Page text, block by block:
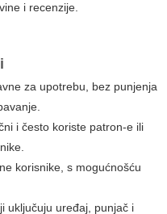
i recenzije.
za upotrebu, bez punjenja
i često koriste patron-e ili
korisnike, s mogućnošću
uključuju uređaj, punjač i